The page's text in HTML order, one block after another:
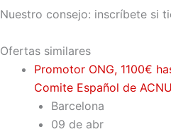
Nuestro consejo: inscríbete si
Ofertas similares
Promotor ONG, 1100€
Comite Español de
Barcelona
09 de abr